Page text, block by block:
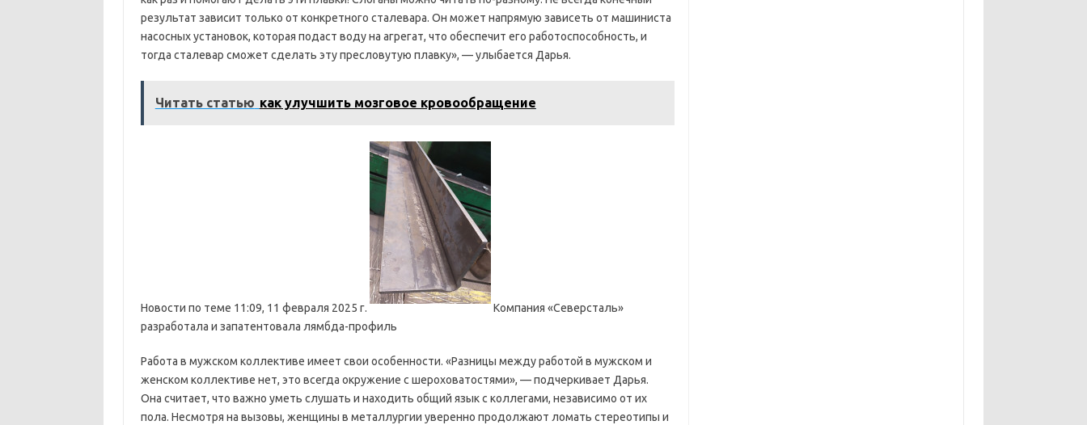
результат зависит только от конкретного сталевара. Он может напрямую зависеть от машиниста
насосных установок, которая подаст воду на агрегат, что обеспечит его работоспособность, и
тогда сталевар сможет сделать эту пресловутую плавку», — улыбается Дарья.
Читать статью как улучшить мозговое кровообращение
Новости по теме 11:09, 11 февраля 2025 г.
Компания «Северсталь»
разработала и запатентовала лямбда-профиль
Работа в мужском коллективе имеет свои особенности. «Разницы между работой в мужском и
женском коллективе нет, это всегда окружение с шероховатостями», — подчеркивает Дарья.
Она считает, что важно уметь слушать и находить общий язык с коллегами, независимо от их
пола. Несмотря на вызовы, женщины в металлургии уверенно продолжают ломать стереотипы и